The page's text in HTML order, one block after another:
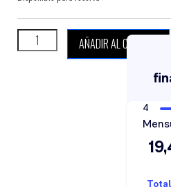
SEAC SUB ACTION cantidad
AÑADIR AL CARRITO